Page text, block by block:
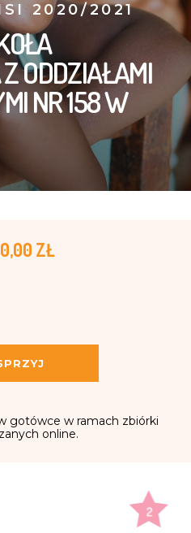
2020/2021
ODDZIAŁAMI
NR 158 W
0,00 ZŁ
gotówce w ramach zbiórki
online.
2